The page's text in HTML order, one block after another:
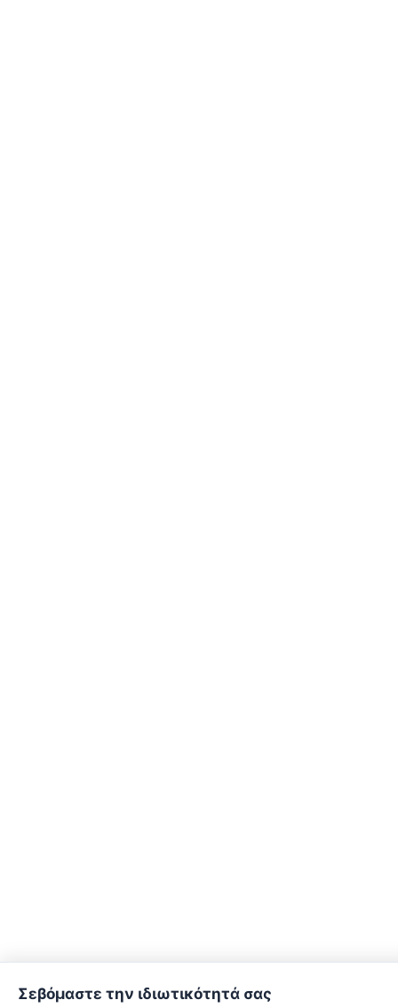
Σεβόμαστε την ιδιωτικότητά σας